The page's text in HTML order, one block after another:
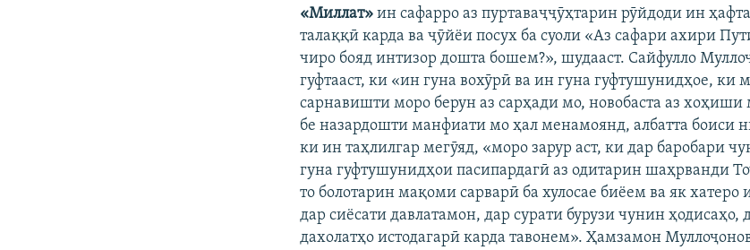
«Миллат» ин сафарро аз пуртаваҷҷӯҳтарин рӯйдоди ин
талаққӣ карда ва ҷӯйёи посух ба суоли «Аз сафари ахири
чиро бояд интизор дошта бошем?», шудааст. Сайфулло
гуфтааст, ки «ин гуна вохӯрӣ ва ин гуна гуфтушунидҳое, ки
сарнавишти моро берун аз сарҳади мо, новобаста аз
бе назардошти манфиати мо ҳал менамоянд, албатта боиси
ки ин таҳлилгар мегӯяд, «моро зарур аст, ки дар баробари
гуна гуфтушунидҳои пасипардагӣ аз одитарин шаҳрванди
то болотарин мақоми сарварӣ ба хулосае биёем ва як
дар сиёсати давлатамон, дар сурати бурузи чунин ҳодисаҳо,
дахолатҳо истодагарӣ карда тавонем». Ҳамзамон